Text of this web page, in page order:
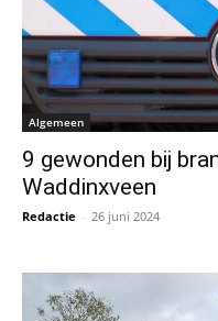
Algemeen
9 gewonden bij
Waddinxveen
Redactie - 26 juni 2024